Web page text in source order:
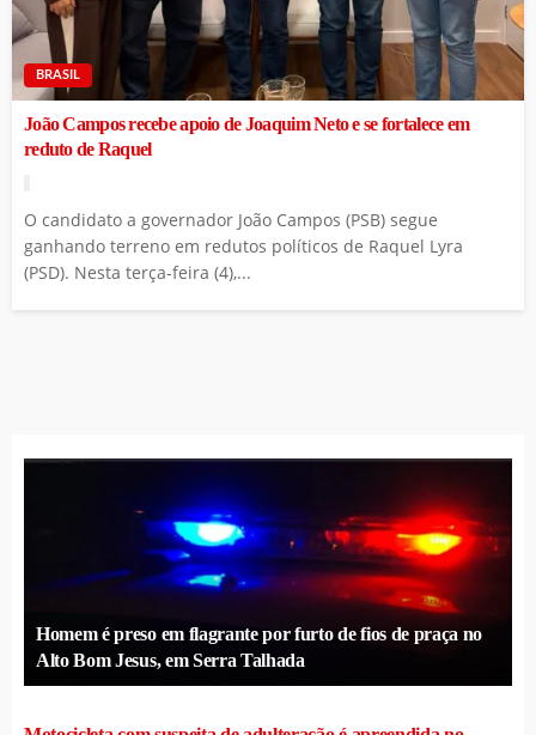
BRASIL
João Campos recebe apoio de Joaquim Neto e se fortalece em
reduto de Raquel
O candidato a governador João Campos (PSB) segue
ganhando terreno em redutos políticos de Raquel Lyra
(PSD). Nesta terça-feira (4),...
Homem é preso em flagrante por furto de fios de praça no
Alto Bom Jesus, em Serra Talhada